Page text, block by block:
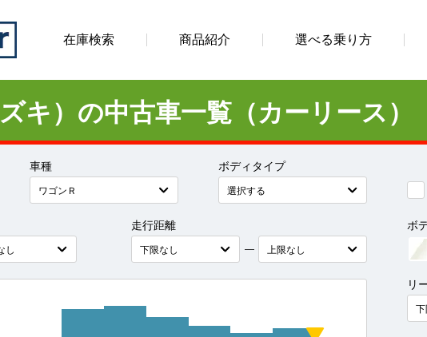
在庫検索 商品紹介 選べる乗り方
キ）の中古車一覧（カーリース）
車種
ボディタイプ
走行距離
―
ボ
リ